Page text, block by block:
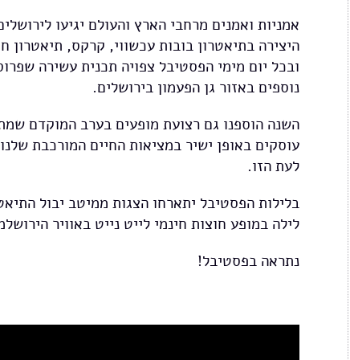
אמניות ואמנים מרחבי הארץ והעולם יגיעו
היצירה בתיאטרון בובות עכשווי, קרקס, תיאטרון
ובכל יום מימי הפסטיבל צפויה תכנית עשירה
נוספים באזור גן הפעמון בירושלים.
השנה הוספנו גם רצועת מופעים בערב המוקדם
עוסקים באופן ישיר במציאות החיים המורכבת
לעת הזו.
בלילות הפסטיבל יתארחו הצגות ממיטב יבול
לילה במופע חוצות חינמי לייט נייט באוויר
נתראה בפסטיבל!